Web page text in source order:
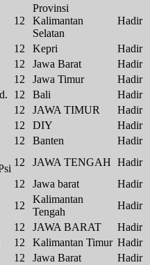
12
Provinsi
Kalimantan
Selatan
Hadir
12 Kepri
Hadir
12 Jawa Barat
Hadir
12 Jawa Timur
Hadir
12 Bali
Hadir
12 JAWA TIMUR
Hadir
12 DIY
Hadir
12 Banten
Hadir
12 JAWA TENGAH Hadir
12 Jawa barat
Hadir
12
Kalimantan
Tengah
Hadir
12 JAWA BARAT
Hadir
12 Kalimantan Timur Hadir
12 Jawa Barat
Hadir